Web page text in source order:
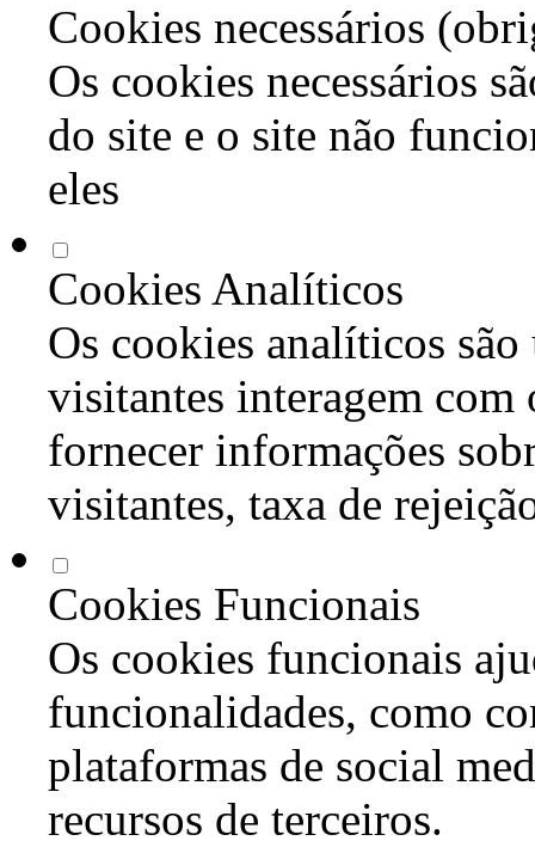
Cookies necessários
Os cookies necessários
do site e o site não
eles
Cookies Analíticos
Os cookies analíticos são
visitantes interagem com
fornecer informações
visitantes, taxa de
Cookies Funcionais
Os cookies funcionais
funcionalidades, como
plataformas de social
recursos de terceiros.